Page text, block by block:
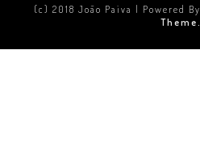
(c) 2018 João Paiva | Powered By
Theme.